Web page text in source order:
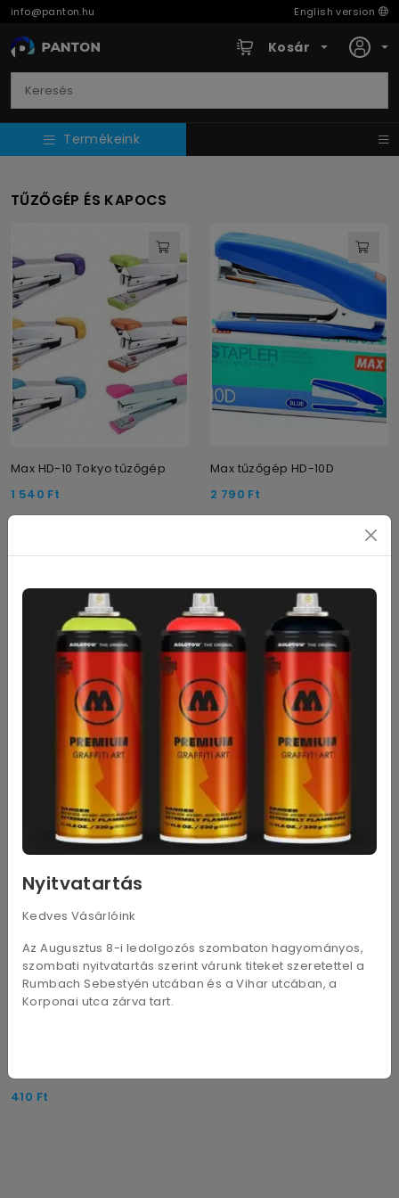
Nyitvatartás
Kedves Vásárlóink
Az Augusztus 8-i ledolgozós szombaton hagyományos,
szombati nyitvatartás szerint várunk titeket szeretettel a
Rumbach Sebestyén utcában és a Vihar utcában, a
Korponai utca zárva tart.
info@panton.hu English version
Kosár
Termékeink
TŰZŐGÉP ÉS KAPOCS
Max HD-10 Tokyo tűzőgép
1 540 Ft
Max tűzőgép HD-10D
2 790 Ft
Max HD50 tűzőgép
Max tűzőkapocs Mini (10)
195
Ft
410 Ft